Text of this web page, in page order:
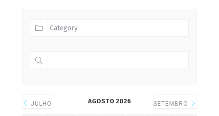
JULHO AGOSTO 2026 SETEMBRO